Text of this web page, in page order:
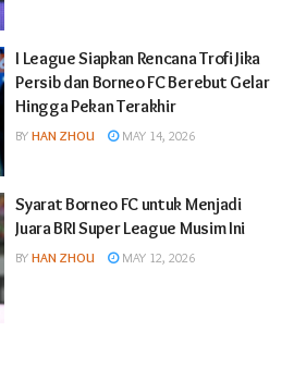
I League Siapkan Rencana Trofi Jika
Persib dan Borneo FC Berebut Gelar
Hingga Pekan Terakhir
BY HAN ZHOU MAY 14, 2026
Syarat Borneo FC untuk Menjadi
Juara BRI Super League Musim Ini
BY HAN ZHOU MAY 12, 2026